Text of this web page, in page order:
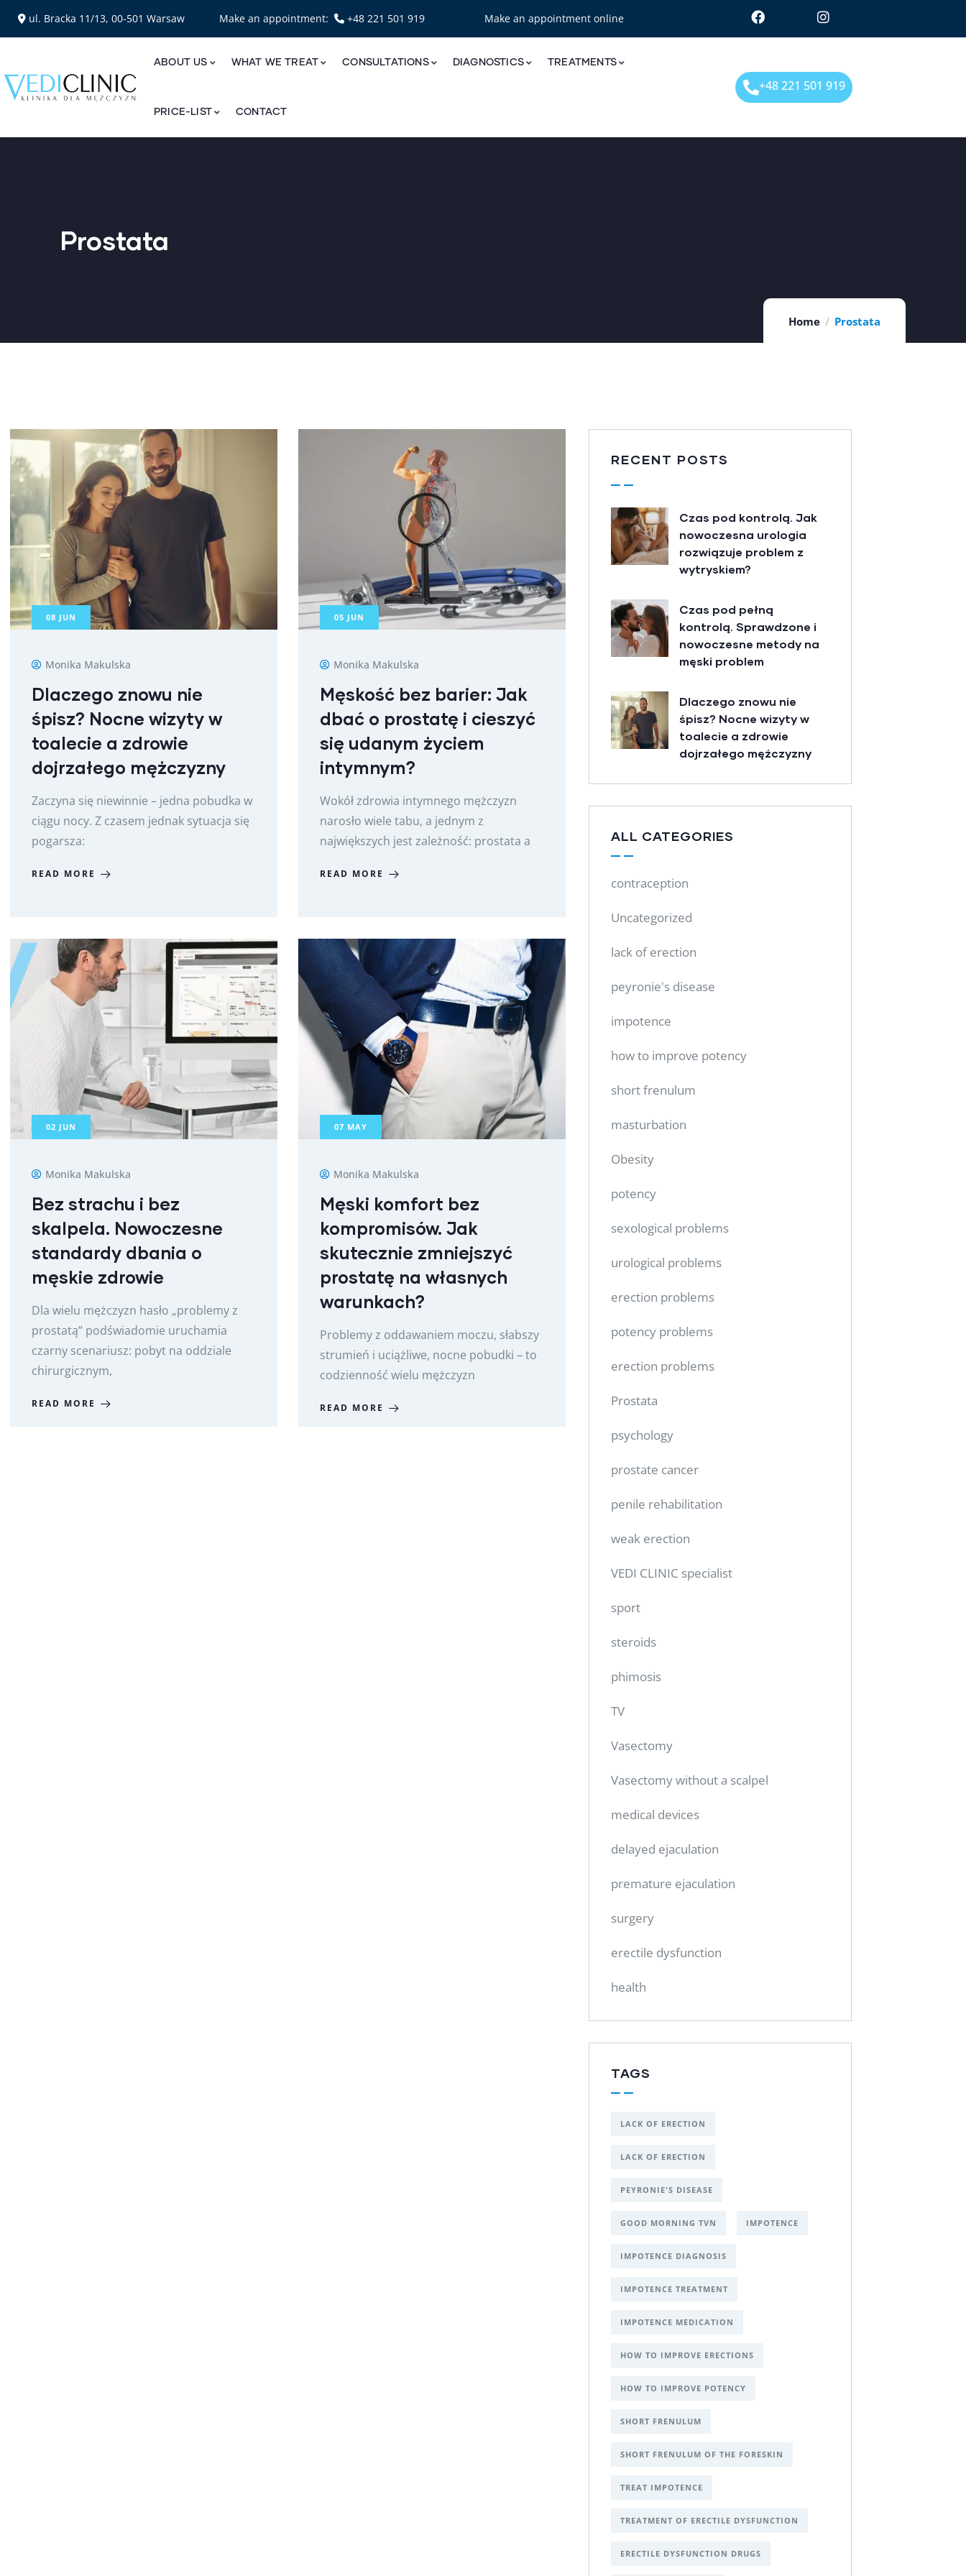
ul. Bracka 11/13, 00-501 Warsaw Make an appointment: +48 221 501 919 Make an appointment online
ABOUT US WHAT WE TREAT CONSULTATIONS DIAGNOSTICS TREATMENTS
PRICE-LIST CONTACT
+48 221 501 919
Prostata
Home Prostata
08 JUN
Monika Makulska
Dlaczego znowu nie
śpisz? Nocne wizyty w
toalecie a zdrowie
dojrzałego mężczyzny
Zaczyna się niewinnie – jedna pobudka w
ciągu nocy. Z czasem jednak sytuacja się
pogarsza:
READ MORE
05 JUN
Monika Makulska
Męskość bez barier: Jak
dbać o prostatę i cieszyć
się udanym życiem
intymnym?
Wokół zdrowia intymnego mężczyzn
narosło wiele tabu, a jednym z
największych jest zależność: prostata a
READ MORE
02 JUN
Monika Makulska
Bez strachu i bez
skalpela. Nowoczesne
standardy dbania o
męskie zdrowie
Dla wielu mężczyzn hasło „problemy z
prostatą” podświadomie uruchamia
czarny scenariusz: pobyt na oddziale
chirurgicznym,
READ MORE
07 MAY
Monika Makulska
Męski komfort bez
kompromisów. Jak
skutecznie zmniejszyć
prostatę na własnych
warunkach?
Problemy z oddawaniem moczu, słabszy
strumień i uciążliwe, nocne pobudki – to
codzienność wielu mężczyzn
READ MORE
RECENT POSTS
Czas pod kontrolą. Jak
nowoczesna urologia
rozwiązuje problem z
wytryskiem?
Czas pod pełną
kontrolą. Sprawdzone i
nowoczesne metody na
męski problem
Dlaczego znowu nie
śpisz? Nocne wizyty w
toalecie a zdrowie
dojrzałego mężczyzny
ALL CATEGORIES
contraception
Uncategorized
lack of erection
peyronie's disease
impotence
how to improve potency
short frenulum
masturbation
Obesity
potency
sexological problems
urological problems
erection problems
potency problems
erection problems
Prostata
psychology
prostate cancer
penile rehabilitation
weak erection
VEDI CLINIC specialist
sport
steroids
phimosis
TV
Vasectomy
Vasectomy without a scalpel
medical devices
delayed ejaculation
premature ejaculation
surgery
erectile dysfunction
health
TAGS
LACK OF ERECTION
LACK OF ERECTION
PEYRONIE'S DISEASE
GOOD MORNING TVN IMPOTENCE
IMPOTENCE DIAGNOSIS
IMPOTENCE TREATMENT
IMPOTENCE MEDICATION
HOW TO IMPROVE ERECTIONS
HOW TO IMPROVE POTENCY
SHORT FRENULUM
SHORT FRENULUM OF THE FORESKIN
TREAT IMPOTENCE
TREATMENT OF ERECTILE DYSFUNCTION
ERECTILE DYSFUNCTION DRUGS